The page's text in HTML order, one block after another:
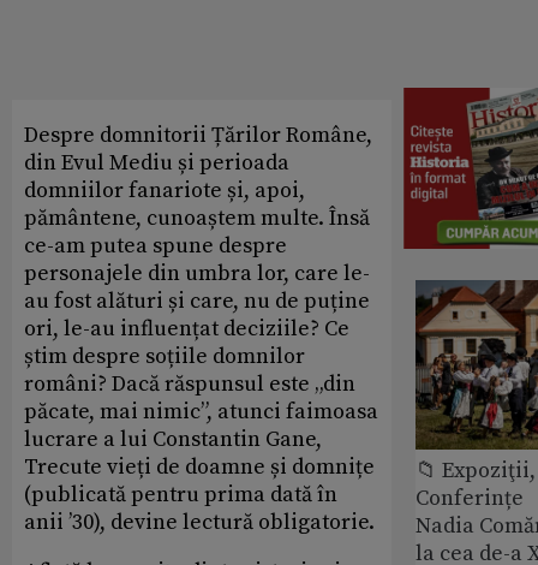
Despre domnitorii Țărilor Române,
din Evul Mediu și perioada
domniilor fanariote și, apoi,
pământene, cunoaștem multe. Însă
ce-am putea spune despre
personajele din umbra lor, care le-
au fost alături și care, nu de puține
ori, le-au influențat deciziile? Ce
știm despre soțiile domnilor
români? Dacă răspunsul este „din
păcate, mai nimic”, atunci faimoasa
lucrare a lui Constantin Gane,
Trecute vieți de doamne și domnițe
(publicată pentru prima dată în
anii ’30), devine lectură obligatorie.
📁
Conferințe
Nadia
la cea de-a